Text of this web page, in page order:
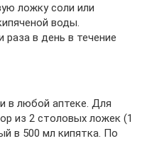
ложку соли или
воды.
в день в течение
в любой аптеке. Для
из 2 столовых ложек (1
в 500 мл кипятка. По